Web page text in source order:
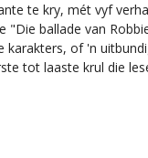
te kry, mét vyf
"Die ballade van
karakters, of 'n
tot laaste krul die